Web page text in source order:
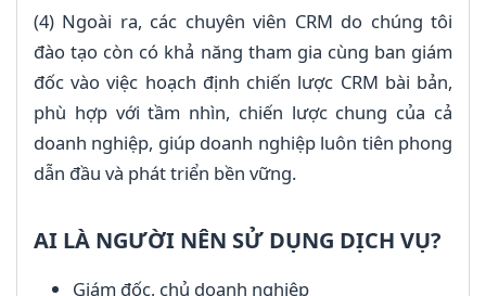
(4) Ngoài ra, các chuyên viên CRM do chúng tôi
đào tạo còn có khả năng tham gia cùng ban giám
đốc vào việc hoạch định chiến lược CRM bài bản,
phù hợp với tầm nhìn, chiến lược chung của cả
doanh nghiệp, giúp doanh nghiệp luôn tiên phong
dẫn đầu và phát triển bền vững.
AI LÀ NGƯỜI NÊN SỬ DỤNG DỊCH VỤ?
Giám đốc, chủ doanh nghiệp